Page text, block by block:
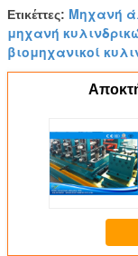
Ετικέττες: Μηχανή
μηχανή
βιομηχανικοί